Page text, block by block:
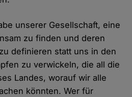
unserer Gesellschaft, eine
zu finden und deren
definieren statt uns in den
zu verwickeln, die all die
Landes, worauf wir alle
könnten. Wer für